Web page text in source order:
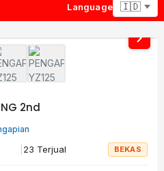
Language
2nd
23 Terjual BEKAS